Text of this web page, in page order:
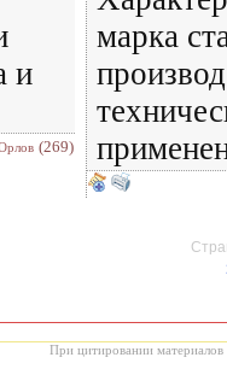
и
(269)
марка
При цитировании материалов